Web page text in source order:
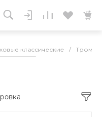
классические /